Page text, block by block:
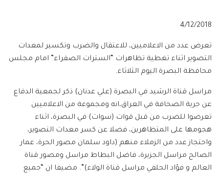
4/12/2018
تعرض عدد من الاعلاميين، للاعتقال والضرب وتكسير لمعدات
التصوير اثناء تغطية تظاهرات “السترات الصفراء” امام مجلس
محافظة البصرة اليوم الثلاثاء.
مراسل قناة الرشيد في البصرة (علي عدنان) ذكر لجمعية الدفاع
عن حرية الصحافة في العراق،انه ومجموعة من الاعلاميين
تعرضوا للضرب من قبل قوات (سوات) في البصرة، اثناء
هجومها على المتظاهرين، فضلا عن كسر معدات التصوير،
واحتجاز عدد من الزملاء منهم (داود سلمان مصور الحرة، عمار
الصالح مراسل الجزيرة، فاضل البطاط مراسل ومصور قناة
العالم و فؤاد الحلفي مراسل قناة الولاء)”. مضيفا ان “جميع